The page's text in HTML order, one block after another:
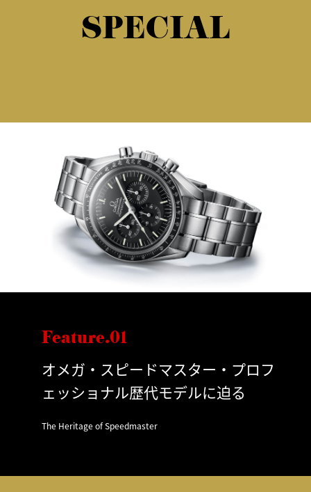
SPECIAL
Feature.01
オメガ・スピードマスター・プロフ
ェッショナル歴代モデルに迫る
The Heritage of Speedmaster